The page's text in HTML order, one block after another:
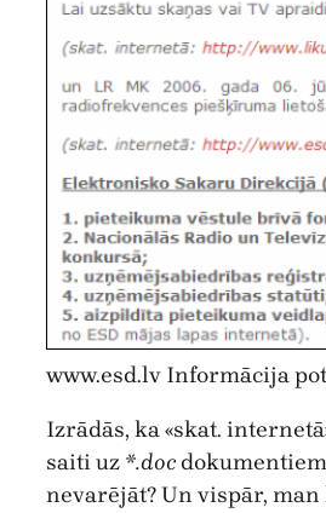
www.esd.lv Informācija
Izrādās, ka «skat.
saiti uz *.doc
nevarējāt? Un vispār,